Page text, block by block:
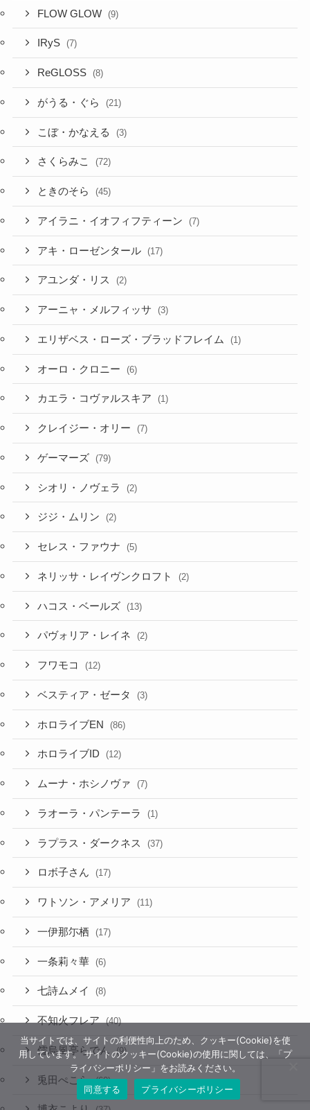
FLOW GLOW (9)
IRyS (7)
ReGLOSS (8)
がうる・ぐら (21)
こぼ・かなえる (3)
さくらみこ (72)
ときのそら (45)
アイラニ・イオフィフティーン (7)
アキ・ローゼンタール (17)
アユンダ・リス (2)
アーニャ・メルフィッサ (3)
エリザベス・ローズ・ブラッドフレイム (1)
オーロ・クロニー (6)
カエラ・コヴァルスキア (1)
クレイジー・オリー (7)
ゲーマーズ (79)
シオリ・ノヴェラ (2)
ジジ・ムリン (2)
セレス・ファウナ (5)
ネリッサ・レイヴンクロフト (2)
ハコス・ベールズ (13)
パヴォリア・レイネ (2)
フワモコ (12)
ベスティア・ゼータ (3)
ホロライブEN (86)
ホロライブID (12)
ムーナ・ホシノヴァ (7)
ラオーラ・パンテーラ (1)
ラプラス・ダークネス (37)
ロボ子さん (17)
ワトソン・アメリア (11)
一伊那尓栖 (17)
一条莉々華 (6)
七詩ムメイ (8)
不知火フレア (40)
儒烏風亭らでん (9)
兎田ぺこら (60)
当サイトでは、サイトの利便性向上のため、クッキー(Cookie)を使
用しています。 サイトのクッキー(Cookie)の使用に関しては、「プ
ライバシーポリシー」をお読みください。
同意する
プライバシーポリシー